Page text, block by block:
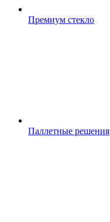
Премиум стекло
Паллетные решения